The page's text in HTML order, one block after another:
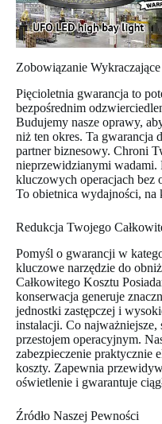
Zobowiązanie
Pięcioletnia gwarancja to
bezpośrednim
Budujemy nasze oprawy,
niż ten okres. Ta gwarancja
partner biznesowy. Chroni
nieprzewidzianymi wadami.
kluczowych operacjach bez
To obietnica wydajności, na
Redukcja Twojego
Pomyśl o gwarancji w
kluczowe narzędzie do
Całkowitego Kosztu
konserwacja generuje
jednostki zastępczej i
instalacji. Co najważniejsze,
przestojem operacyjnym.
zabezpieczenie praktycznie
koszty. Zapewnia
oświetlenie i gwarantuje
Źródło Naszej Pewności